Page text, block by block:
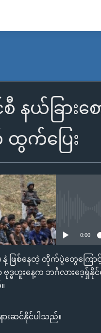
နယ်ခြား
က်ပြေး
0:00
နဲ့ ဖြစ်နေတဲ့ တိုက်ပွဲတွေကြော
ဗုဒ္ဓဟူးနေ့က ဘင်္ဂလားဒ
ားဆင်နိုင်ပါသည်။